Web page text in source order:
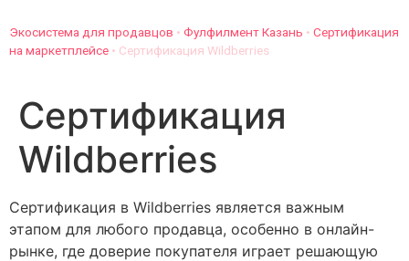
Экосистема для продавцов • Фулфилмент Казань • Сертификация
на маркетплейсе • Сертификация Wildberries
Сертификация
Wildberries
Сертификация в Wildberries является важным
этапом для любого продавца, особенно в онлайн-
рынке, где доверие покупателя играет решающую